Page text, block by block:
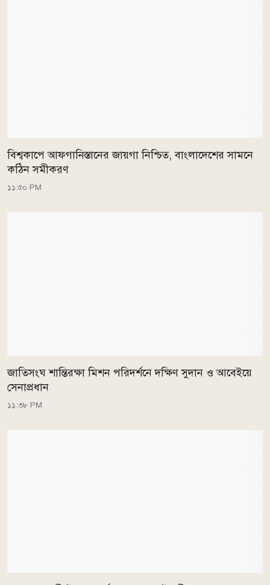
বিশ্বকাপে আফগানিস্তানের জায়গা নিশ্চিত, বাংলাদেশের সামনে
কঠিন সমীকরণ
১১:৫০ PM
জাতিসংঘ শান্তিরক্ষা মিশন পরিদর্শনে দক্ষিণ সুদান ও আবেইয়ে
সেনাপ্রধান
১১:৩৮ PM